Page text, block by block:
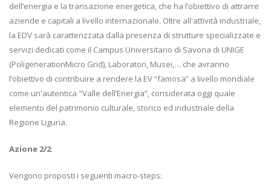
dell’energia e la transazione energetica, che ha l’obiettivo di attrarre
aziende e capitali a livello internazionale. Oltre all'attività industriale,
la EDV sarà caratterizzata dalla presenza di strutture specializzate e
servizi dedicati come il Campus Universitario di Savona di UNIGE
(PoligenerationMicro Grid), Laboratori, Musei,… che avranno
l’obiettivo di contribuire a rendere la EV “famosa” a livello mondiale
come un'autentica "Valle dell’Energia”, considerata oggi quale
elemento del patrimonio culturale, storico ed industriale della
Regione Liguria.
Azione 2/2:
Vengono proposti i seguenti macro-steps: